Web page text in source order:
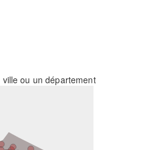
ou un département